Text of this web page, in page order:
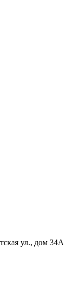
ул., дом 34А